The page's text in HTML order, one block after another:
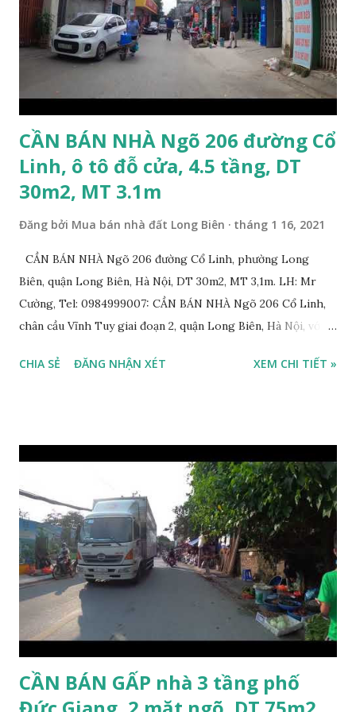
có nhu cầu mua đất 132m2 phố Ngọc Trì, Thạch Bàn. Vui
lòng liên hệ: Mr Nguyễn Thế Cường, Tel: 0984.999.007 –
0915.383.393. Miễn môi giới và Quảng cáo trực tuyến
CẦN BÁN NHÀ Ngõ 206 đường Cổ
Linh, ô tô đỗ cửa, 4.5 tầng, DT
30m2, MT 3.1m
Đăng bởi Mua bán nhà đất Long Biên tháng 1 16, 2021
CẦN BÁN NHÀ Ngõ 206 đường Cổ Linh, phường Long
Biên, quận Long Biên, Hà Nội, DT 30m2, MT 3,1m. LH: Mr
Cường, Tel: 0984999007: CẦN BÁN NHÀ Ngõ 206 Cổ Linh,
chân cầu Vĩnh Tuy giai đoạn 2, quận Long Biên, Hà Nội, với
Cổ Linh, ngõ trước nhà rộng 5m, ô tô để trước nhà được; *
lý: sổ đỏ chính chủ; * Giá bán: 3,1 tỷ, có thương lượng với
khách thiện chí mua nhanh trước Tết Âm lịch; Thông tin
tiện ích xung quanh nhà Ngõ 206 đường Cổ Linh cần bán
trước Tết Âm lịch; * Nhà nằm trong ngõ 206 đường Cổ Linh,
trước nhà là khoảng sân rộng ô tô đỗ cửa; * Cách chợ tạm
cuối ngõ 206 Cổ Linh khoảng 50m; * Cách mặt đường Cổ
Linh khoảng 150m; * Cách siêu thị Aeon Mall Long Biên
khoảng 200m; * Cách chân cầu Vĩnh Tuy khoảng 300m; *
Cách Trường Tiểu học Đoàn Kết, Trường cấ...
CHIA SẺ ĐĂNG NHẬN XÉT XEM CHI TIẾT »
CẦN BÁN GẤP nhà 3 tầng phố